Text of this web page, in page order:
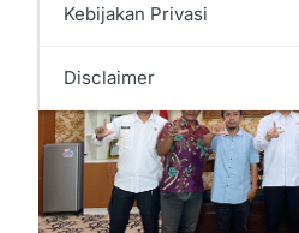
Kebijakan Privasi
Disclaimer